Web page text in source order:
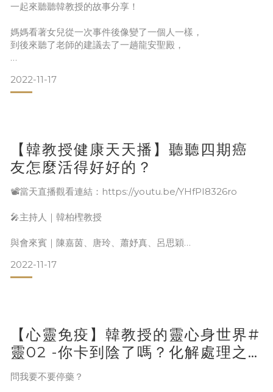
一起來聽聽韓教授的故事分享！
媽媽看著女兒從一次事件後像變了一個人一樣，
到後來聽了老師的建議去了一趟龍安聖殿，
2022-11-17
【韓教授健康天天播】聽聽四期癌
友怎麼活得好好的？
📽當天直播觀看連結：https://youtu.be/YHfPI8326ro
🎤主持人｜韓柏檉教授
與會來賓｜陳嘉茵、唐玲、蕭妤真、呂思穎
時間｜2022.08.21(日) 14:00–17:00
化療，持續接受雙標靶及賀爾蒙藥物治療至今。 自年輕開始接
觸心靈成長課程，加上社工與心理學的基礎，嘉茵罹癌後驚覺
是自己內心先病了，才顯化在身體健康上。 她將多年所學用來
幫助自己恢復健康，維持無病痛感的良好
2022-11-17
【心靈免疫】韓教授的靈心身世界#
靈02 -你卡到陰了嗎？化解處理之
後眼睛立刻亮了起來
問我要不要停藥？